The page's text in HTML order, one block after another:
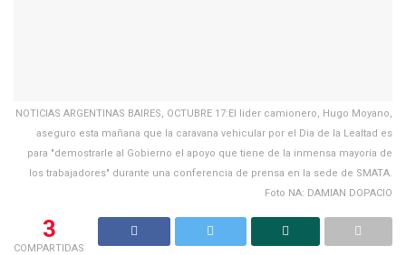
NOTICIAS ARGENTINAS BAIRES, OCTUBRE 17:El lider camionero, Hugo Moyano,
aseguro esta mañana que la caravana vehicular por el Dia de la Lealtad es
para "demostrarle al Gobierno el apoyo que tiene de la inmensa mayoria de
los trabajadores" durante una conferencia de prensa en la sede de SMATA.
Foto NA: DAMIAN DOPACIO
3
COMPARTIDAS